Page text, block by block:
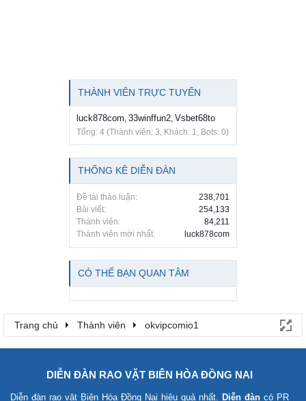
THÀNH VIÊN TRỰC TUYẾN
luck878com, 33winffun2, Vsbet68to
Tổng: 4 (Thành viên: 3, Khách: 1, Bots: 0)
THỐNG KÊ DIỄN ĐÀN
Đề tài thảo luận:
238,701
Bài viết:
254,133
Thành viên:
84,211
Thành viên mới nhất:
luck878com
CÓ THỂ BẠN QUAN TÂM
Trang chủ Thành viên okvipcomio1
DIỄN ĐÀN RAO VẶT BIÊN HÒA ĐỒNG NAI
Diễn đàn rao vặt Biên Hòa Đồng Nai hiệu quả nhất. Diễn đàn có PR